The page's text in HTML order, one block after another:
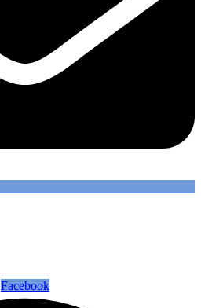
Facebook